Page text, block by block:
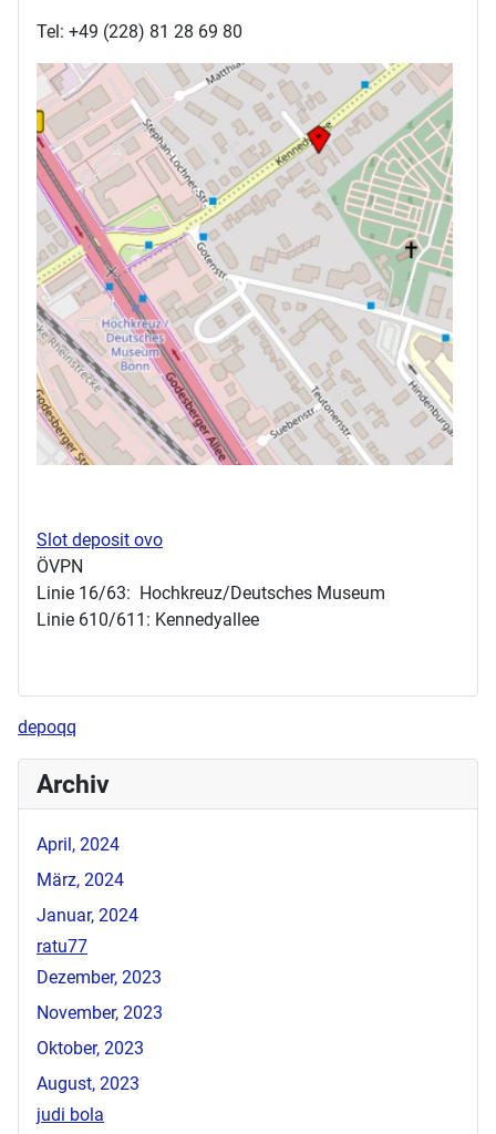
Tel: +49 (228) 81 28 69 80
Slot deposit ovo
ÖVPN
Linie 16/63: Hochkreuz/Deutsches Museum
Linie 610/611: Kennedyallee
depoqq
Archiv
April, 2024
März, 2024
Januar, 2024
ratu77
Dezember, 2023
November, 2023
Oktober, 2023
August, 2023
judi bola